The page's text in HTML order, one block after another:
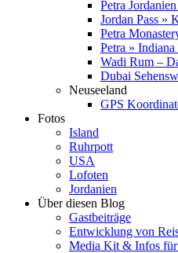
Petra
Jordan Pass »
Petra
Petra »
Wadi Rum –
Dubai
Neuseeland
GPS
Fotos
Island
Ruhrpott
USA
Lofoten
Jordanien
Über diesen Blog
Gastbeiträge
Entwicklung von
Media Kit & Infos für